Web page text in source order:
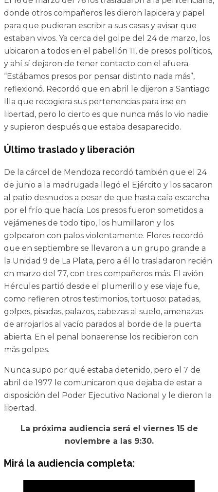
donde otros compañeros les dieron lapicera y papel
para que pudieran escribir a sus casas y avisar que
estaban vivos. Ya cerca del golpe del 24 de marzo, los
ubicaron a todos en el pabellón 11, de presos políticos,
y ahí sí dejaron de tener contacto con el afuera.
“Estábamos presos por pensar distinto nada más”,
reflexionó. Recordó que en abril le dijeron a Santiago
Illa que recogiera sus pertenencias para irse en
libertad, pero lo cierto es que nunca más lo vio nadie
y supieron después que estaba desaparecido.
Último traslado y liberación
De la cárcel de Mendoza recordó también que el 24
de junio a la madrugada llegó el Ejército y los sacaron
al patio desnudos a pesar de que hasta caía escarcha
por el frío que hacía. Los presos fueron sometidos a
vejámenes de todo tipo, los humillaron y los
golpearon con palos violentamente. Flores recordó
que en septiembre se llevaron a un grupo grande a
la Unidad 9 de La Plata, pero a él lo trasladaron recién
en marzo del 77, con tres compañeros más. El avión
Hércules partió desde el plumerillo y ese viaje fue,
como refieren otros testimonios, tortuoso: patadas,
golpes, pisadas, palazos, cabezas al suelo, amenazas
de arrojarlos al vacío parados al borde de la puerta
abierta. En el penal bonaerense los recibieron con
más golpes.
Nunca supo por qué estaba detenido, pero el 7 de
abril de 1977 le comunicaron que dejaba de estar a
disposición del Poder Ejecutivo Nacional y le dieron la
libertad.
La próxima audiencia será el viernes 15 de
noviembre a las 9:30.
Mirá la audiencia completa: